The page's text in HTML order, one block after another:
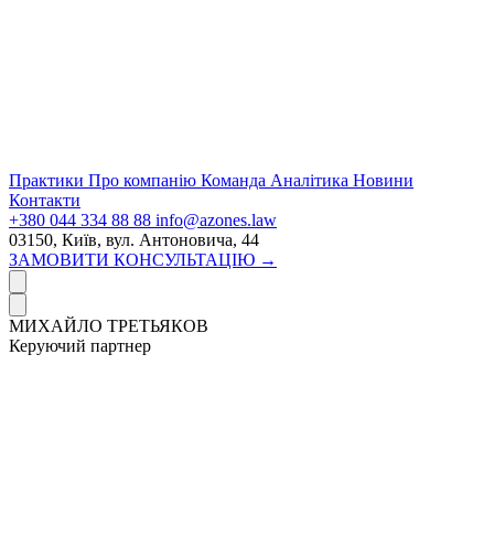
Практики Про компанію Команда Аналітика Новини
Контакти
+380 044 334 88 88 info@azones.law
03150, Київ, вул. Антоновича, 44
ЗАМОВИТИ КОНСУЛЬТАЦІЮ →
МИХАЙЛО ТРЕТЬЯКОВ
Керуючий партнер